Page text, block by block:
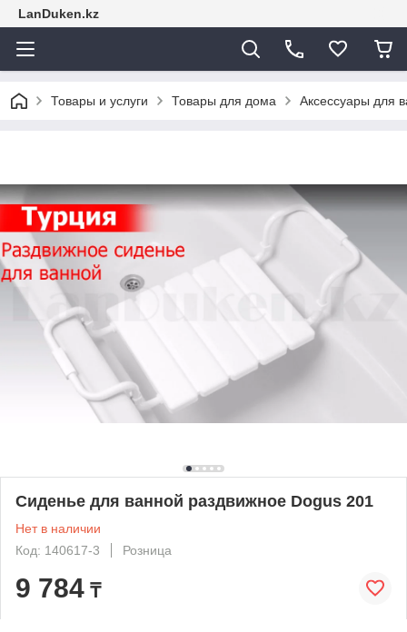
LanDuken.kz
Товары и услуги Товары для дома Аксессуары для
Сиденье для ванной раздвижное Dogus 201
Нет в наличии
Код: 140617-3
Розница
9 784 ₸